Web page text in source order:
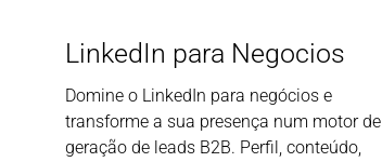
LinkedIn para Negocios
Domine o LinkedIn para negócios e
transforme a sua presença num motor de
geração de leads B2B. Perfil, conteúdo,